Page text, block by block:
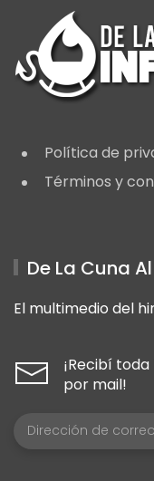
Política de
Términos y
De La Cuna
El multimedio del
¡Recibí
por mail!